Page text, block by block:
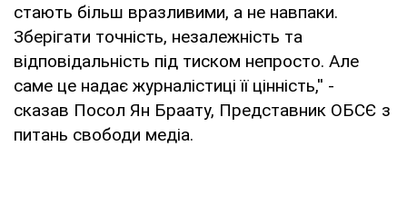
стають більш вразливими, а не навпаки.
Зберігати точність, незалежність та
відповідальність під тиском непросто. Але
саме це надає журналістиці її цінність,'' -
сказав Посол Ян Браату, Представник ОБСЄ з
питань свободи медіа.